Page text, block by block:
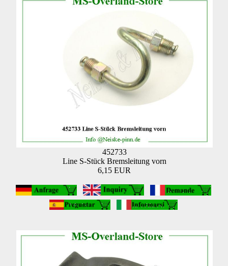
452733
Line S-Stück Bremsleitung vorn
6,15 EUR